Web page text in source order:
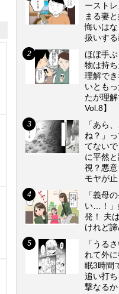
ースト
まる妻
悔いは
扱いする
ほぼ手
物は持
理解で
いとも
たが理
Vol.8】
「あら
ね？」
てない
に平然
視？悪
モヤが
「義母
い…！」
発！ 夫
けれど
「うる
れて外
眠3時間
追い打
撃なるか